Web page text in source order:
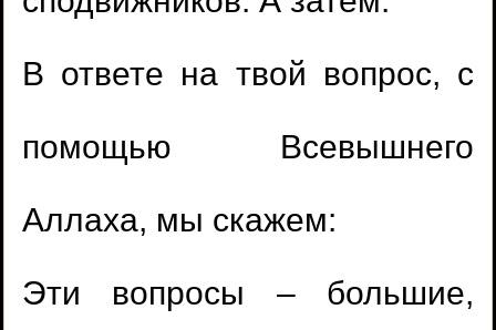
В ответе на твой вопрос, с
помощью Всевышнего
Аллаха, мы скажем:
Эти вопросы – большие,